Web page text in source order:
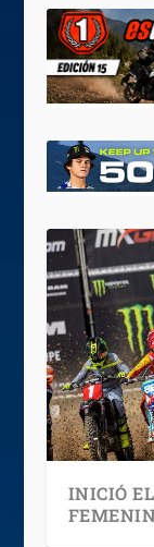
INICIÓ